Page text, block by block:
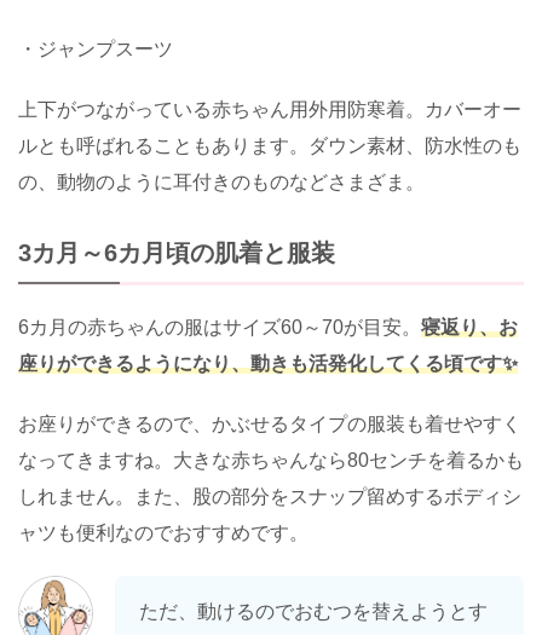
・ジャンプスーツ
上下がつながっている赤ちゃん用外用防寒着。カバーオー
ルとも呼ばれることもあります。ダウン素材、防水性のも
の、動物のように耳付きのものなどさまざま。
3カ月～6カ月頃の肌着と服装
6カ月の赤ちゃんの服はサイズ60～70が目安。 寝返り、お
座りができるようになり、動きも活発化してくる頃です✨
お座りができるので、かぶせるタイプの服装も着せやすく
なってきますね。大きな赤ちゃんなら80センチを着るかも
しれません。また、股の部分をスナップ留めするボディシ
ャツも便利なのでおすすめです。
ただ、動けるのでおむつを替えようとす